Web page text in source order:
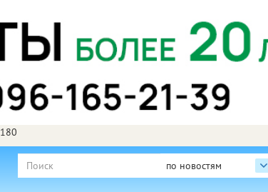
по новостям